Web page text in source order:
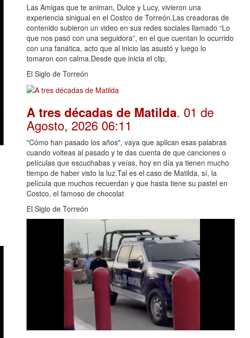
Las Amigas que te animan, Dulce y Lucy, vivieron una
experiencia sinigual en el Costco de Torreón.Las creadoras de
contenido subieron un video en sus redes sociales llamado “Lo
que nos pasó con una seguidora”, en el que cuentan lo ocurrido
con una fanática, acto que al inicio las asustó y luego lo
tomaron con calma.Desde que inicia el clip,
El Siglo de Torreón
A tres décadas de Matilda. 01 de
Agosto, 2026 06:11
"Cómo han pasado los años", vaya que aplican esas palabras
cuando volteas al pasado y te das cuenta de que canciones o
películas que escuchabas y veías, hoy en día ya tienen mucho
tiempo de haber visto la luz.Tal es el caso de Matilda, sí, la
película que muchos recuerdan y que hasta tiene su pastel en
Costco, el famoso de chocolat
El Siglo de Torreón